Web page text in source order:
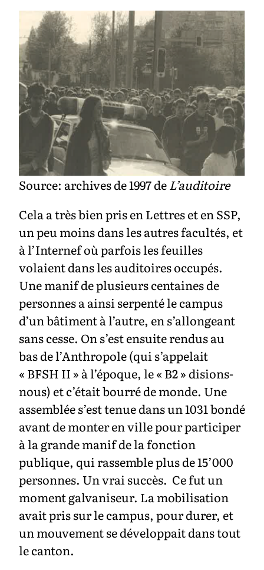
Source: archives de 1997 deL’auditoire
Cela a très bien pris en Lettres et en SSP,
un peu moins dans les autres facultés, et
à l’Internef où parfois les feuilles
volaient dans les auditoires occupés.
Une manif de plusieurs centaines de
personnes a ainsi serpenté le campus
d’un bâtiment à l’autre, en s’allongeant
sans cesse. On s’est ensuite rendus au
bas de l’Anthropole (qui s’appelait
« BFSH II » à l’époque, le « B2 » disions-
nous) et c’était bourré de monde. Une
assemblée s’est tenue dans un 1031 bondé
avant de monter en ville pour participer
à la grande manif de la fonction
publique, qui rassemble plus de 15’000
personnes. Un vrai succès. Ce fut un
moment galvaniseur. La mobilisation
avait pris sur le campus, pour durer, et
un mouvement se développait dans tout
le canton.